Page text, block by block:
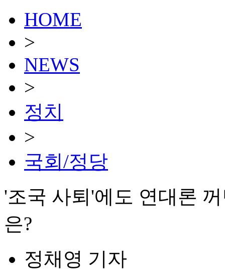
HOME
>
NEWS
>
정치
>
국회/정당
'조국 사퇴'에도 연대론
은?
정채영 기자